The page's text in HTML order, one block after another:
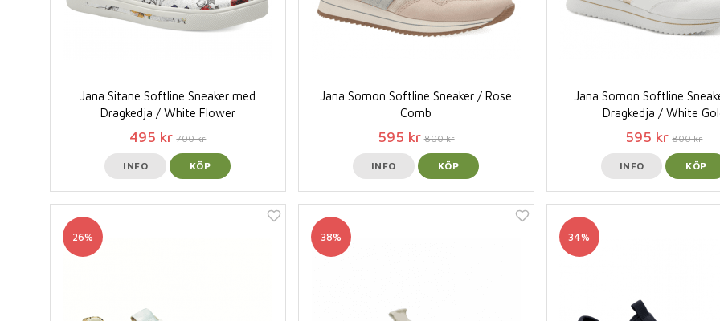
Jana Sitane Softline Sneaker med
Dragkedja / White Flower
495 kr 700 kr
INFO KÖP
Jana Somon Softline Sneaker / Rose
Comb
595 kr 800 kr
INFO KÖP
Jana Somon Softline
Dragkedja / White
595 kr 800 kr
INFO KÖP
26% 38% 34%